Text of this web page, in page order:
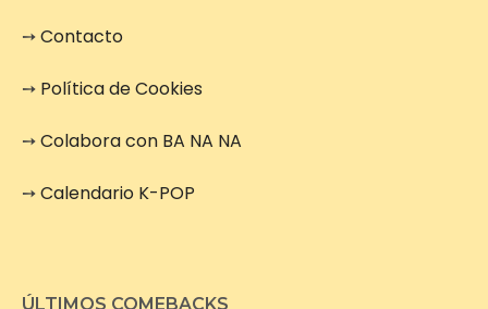
➙Contacto
➙ Política de Cookies
➙Colabora con BA NA NA
➙Calendario K-POP
ÚLTIMOS COMEBACKS